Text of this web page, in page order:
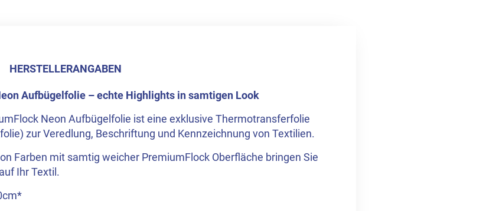
HERSTELLERANGABEN
Aufbügelfolie – echte Highlights in samtigen Look
Neon Aufbügelfolie ist eine exklusive Thermotransferfolie
zur Veredlung, Beschriftung und Kennzeichnung von Textilien.
Farben mit samtig weicher PremiumFlock Oberfläche bringen Sie
Ihr Textil.